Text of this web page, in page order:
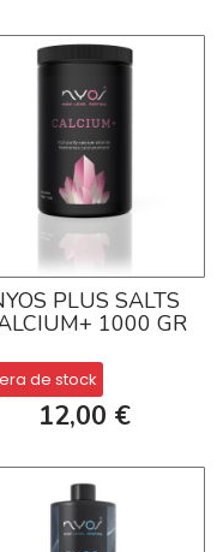
PLUS SALTS
1000 GR
de stock
12,00 €